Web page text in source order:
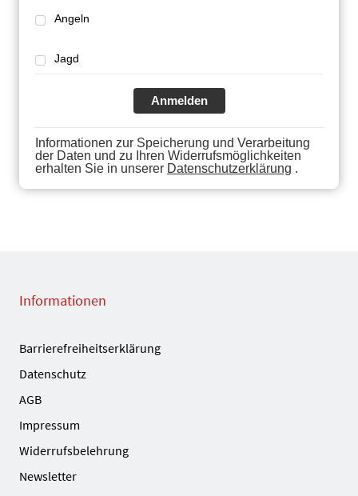
Angeln
Jagd
Anmelden
Informationen zur Speicherung und Verarbeitung
der Daten und zu Ihren Widerrufsmöglichkeiten
erhalten Sie in unserer Datenschutzerklärung .
Informationen
Barrierefreiheitserklärung
Datenschutz
AGB
Impressum
Widerrufsbelehrung
Newsletter